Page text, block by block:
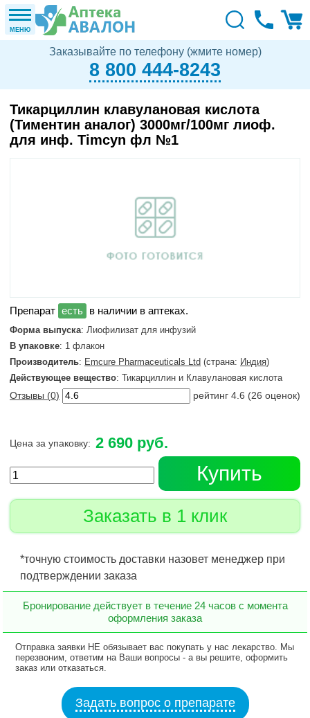
МЕНЮ
Заказывайте по телефону (жмите номер)
8 800 444-8243
Тикарциллин клавулановая кислота
(Тиментин аналог) 3000мг/100мг лиоф.
для инф. Timcyn фл №1
в наличии в аптеках.
Форма выпуска: Лиофилизат для инфузий
В упаковке: 1 флакон
Производитель: Emcure Pharmaceuticals Ltd (страна: Индия)
Действующее вещество: Тикарциллин и Клавулановая кислота
Отзывы (0) рейтинг 4.6 (26 оценок)
Цена за упаковку: 2 690 руб.
Купить
Заказать в 1 клик
*точную стоимость доставки назовет менеджер при
подтверждении заказа
Бронирование действует в течение 24 часов с момента
оформления заказа
Отправка заявки НЕ обязывает вас покупать у нас лекарство. Мы
перезвоним, ответим на Ваши вопросы - а вы решите, оформить
заказ или отказаться.
Задать вопрос о препарате